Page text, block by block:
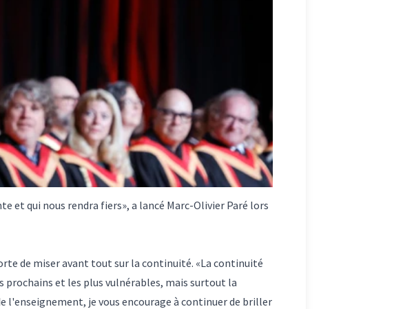
et qui nous rendra fiers», a lancé Marc-Olivier Paré lors
de miser avant tout sur la continuité. «La continuité
prochains et les plus vulnérables, mais surtout la
l'enseignement, je vous encourage à continuer de briller